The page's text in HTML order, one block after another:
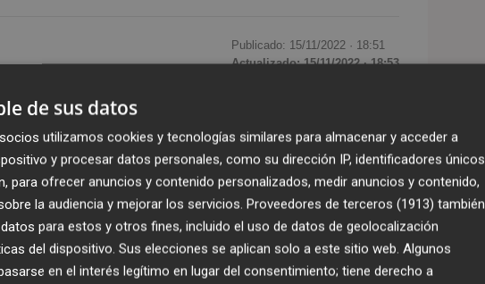
Publicado: 15/11/2022 · 18:51
Actualizado: 15/11/2022 · 18:53
de Valores (CNMV) ha aprobado definitivamente la
capital de Urbas, que ha llevado a cabo en el último
de la compañía, de 0,010 euros de valor nominal
a negociarse en el mercado este miércoles,
y varios aumentos de capital por canje de
de sus datos
utilizamos cookies y tecnologías similares para almacenar y acceder a
y procesar datos personales, como su dirección IP, identificadores únicos
para ofrecer anuncios y contenido personalizados, medir anuncios y contenido,
la audiencia y mejorar los servicios. Proveedores de terceros (1913) también
para estos y otros fines, incluido el uso de datos de geolocalización
del dispositivo. Sus elecciones se aplican solo a este sitio web. Algunos
en el interés legítimo en lugar del consentimiento; tiene derecho a